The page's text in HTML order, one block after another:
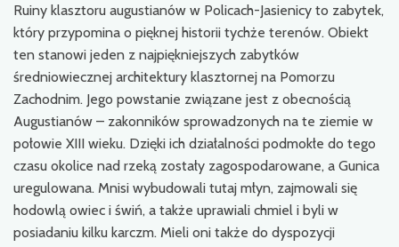
Ruiny klasztoru augustianów w Policach-Jasienicy to zabytek,
który przypomina o pięknej historii tychże terenów. Obiekt
ten stanowi jeden z najpiękniejszych zabytków
średniowiecznej architektury klasztornej na Pomorzu
Zachodnim. Jego powstanie związane jest z obecnością
Augustianów – zakonników sprowadzonych na te ziemie w
połowie XIII wieku. Dzięki ich działalności podmokłe do tego
czasu okolice nad rzeką zostały zagospodarowane, a Gunica
uregulowana. Mnisi wybudowali tutaj młyn, zajmowali się
hodowlą owiec i świń, a także uprawiali chmiel i byli w
posiadaniu kilku karczm. Mieli oni także do dyspozycji